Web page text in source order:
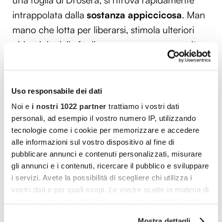
Uso responsabile dei dati
Noi e i nostri 1022 partner trattiamo i vostri dati
personali, ad esempio il vostro numero IP, utilizzando
tecnologie come i cookie per memorizzare e accedere
alle informazioni sul vostro dispositivo al fine di
pubblicare annunci e contenuti personalizzati, misurare
gli annunci e i contenuti, ricercare il pubblico e sviluppare
i servizi. Avete la possibilità di scegliere chi utilizza i
vostri dati e per quali scopi. Le vostre scelte in materia di
intrappolata dalla sostanza appiccicosa. Man
mano che lotta per liberarsi, stimola ulteriori
ghiandole della foglia a secernere ancora più
sostanza adesiva, aumentando così gli effetti
letali.
Le foglie della Drosera poi lentamente
avvolgono attorno alla preda intrappolata
iniziando il processo di digestione. Gli enzimi
digestivi vengono secreti per decomporre la
zanzara, permettendo alla pianta di assorbire i
nutrienti necessari, come azoto e fosforo, che
sono spesso scarsi nei loro habitat naturali.
Questa capacità di alimentarsi attivamente la
rende particolarmente efficace in ambienti